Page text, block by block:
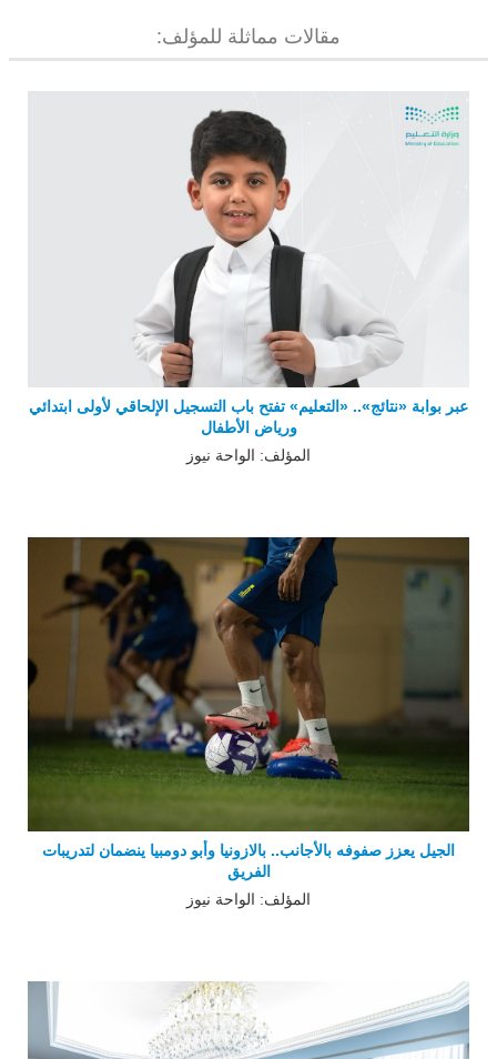
مقالات مماثلة للمؤلف:
عبر بوابة «نتائج».. «التعليم» تفتح باب التسجيل الإلحاقي لأولى ابتدائي
ورياض الأطفال
المؤلف: الواحة نيوز
الجيل يعزز صفوفه بالأجانب.. بالازونيا وأبو دومبيا ينضمان لتدريبات
الفريق
المؤلف: الواحة نيوز